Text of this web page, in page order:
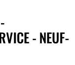
- NEUF-